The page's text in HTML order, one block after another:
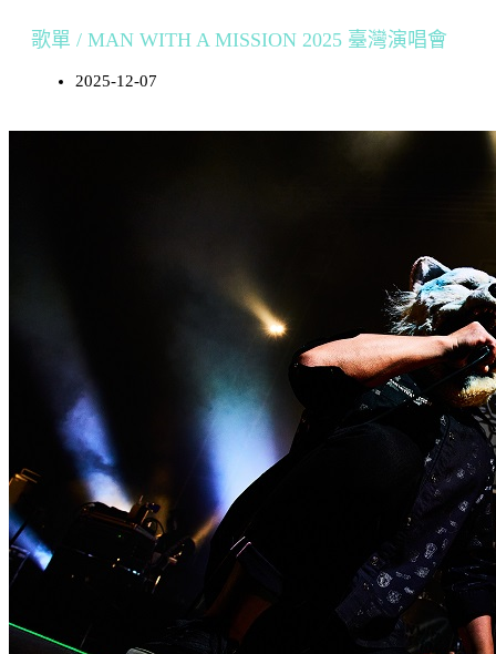
歌單 / MAN WITH A MISSION 2025 臺灣演唱會
2025-12-07